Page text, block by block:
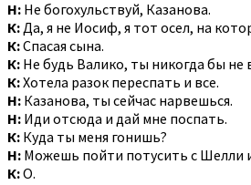
Н: Не богохульствуй, Казанова.
К: Да, я не Иосиф, я тот осел, на
К:Спасая сына.
К: Не будь Валико, ты никогда бы не
К:Хотела разок переспать и все.
Н: Казанова, ты сейчас нарвешься.
Н: Иди отсюда и дай мне поспать.
К: Куда ты меня гонишь?
Н: Можешь пойти потусить с Шелли
К:О.